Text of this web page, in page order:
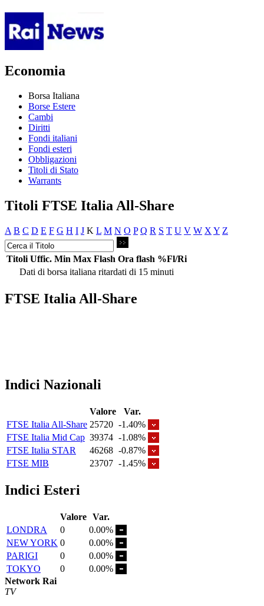
Economia
Borsa Italiana
Borse Estere
Cambi
Diritti
Fondi italiani
Fondi esteri
Obbligazioni
Titoli di Stato
Warrants
Titoli FTSE Italia All-Share
A B C D E F G H I J K L M N O P Q R S T U V W X Y Z
Titoli Uffic. Min Max Flash Ora flash %Fl/Ri
Dati di borsa italiana ritardati di 15 minuti
FTSE Italia All-Share
Indici Nazionali
Valore
Var.
FTSE Italia All-Share 25720 -1.40%
FTSE Italia Mid Cap 39374 -1.08%
FTSE Italia STAR
46268 -0.87%
FTSE MIB
23707 -1.45%
Indici Esteri
Valore Var.
LONDRA
0
0.00%
NEW YORK 0
0.00%
PARIGI
0
0.00%
TOKYO
0
0.00%
Network Rai
TV